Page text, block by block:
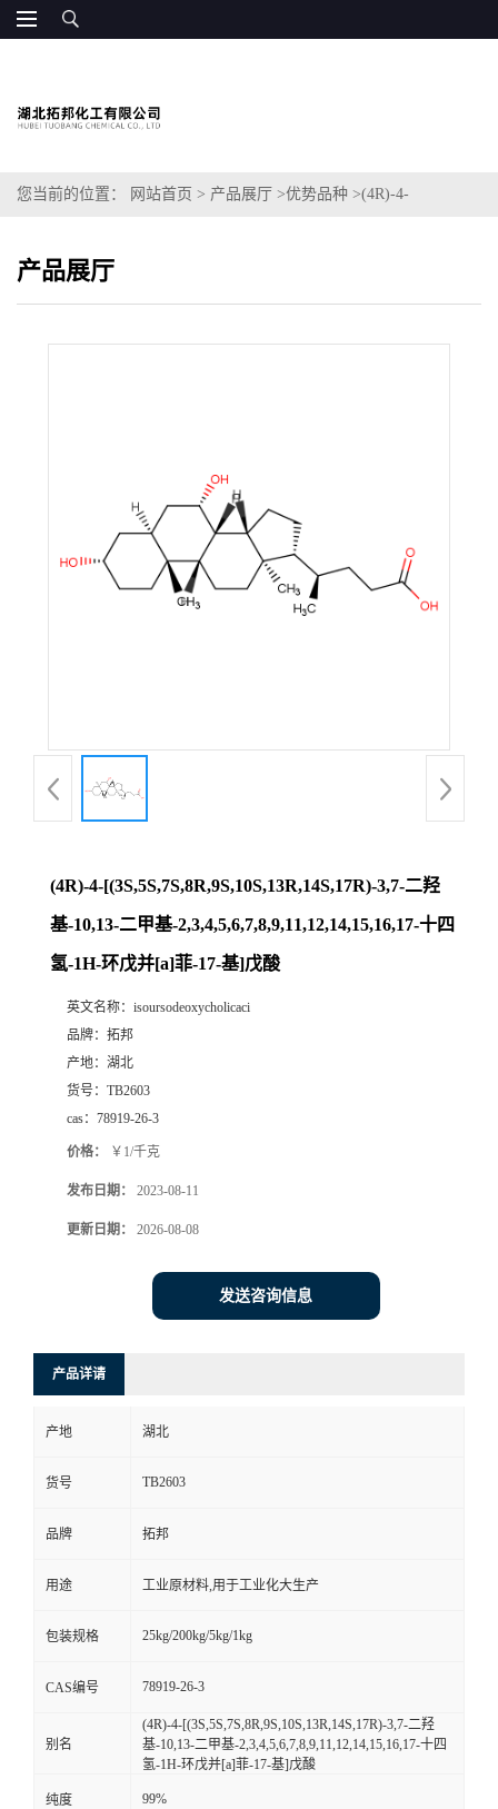
您当前的位置： 网站首页 > 产品展厅 >优势品种 >(4R)-4-
基-2,3,4,5,6,7,8,9,11,12,14,15,16,17-十四氢-1H-环戊并[a]菲-17-基]戊
产品展厅
(4R)-4-[(3S,5S,7S,8R,9S,10S,13R,14S,17R)-3,7-二羟
基-10,13-二甲基-2,3,4,5,6,7,8,9,11,12,14,15,16,17-十四
氢-1H-环戊并[a]菲-17-基]戊酸
英文名称： isoursodeoxycholicaci
品牌： 拓邦
产地： 湖北
货号： TB2603
cas： 78919-26-3
价格： ￥1/千克
发布日期： 2023-08-11
更新日期： 2026-08-08
发送咨询信息
产品详请
产地 湖北
货号 TB2603
品牌 拓邦
用途 工业原材料,用于工业化大生产
包装规格 25kg/200kg/5kg/1kg
CAS编号 78919-26-3
别名
(4R)-4-[(3S,5S,7S,8R,9S,10S,13R,14S,17R)-3,7-二羟
基-10,13-二甲基-2,3,4,5,6,7,8,9,11,12,14,15,16,17-十四
氢-1H-环戊并[a]菲-17-基]戊酸
纯度 99%